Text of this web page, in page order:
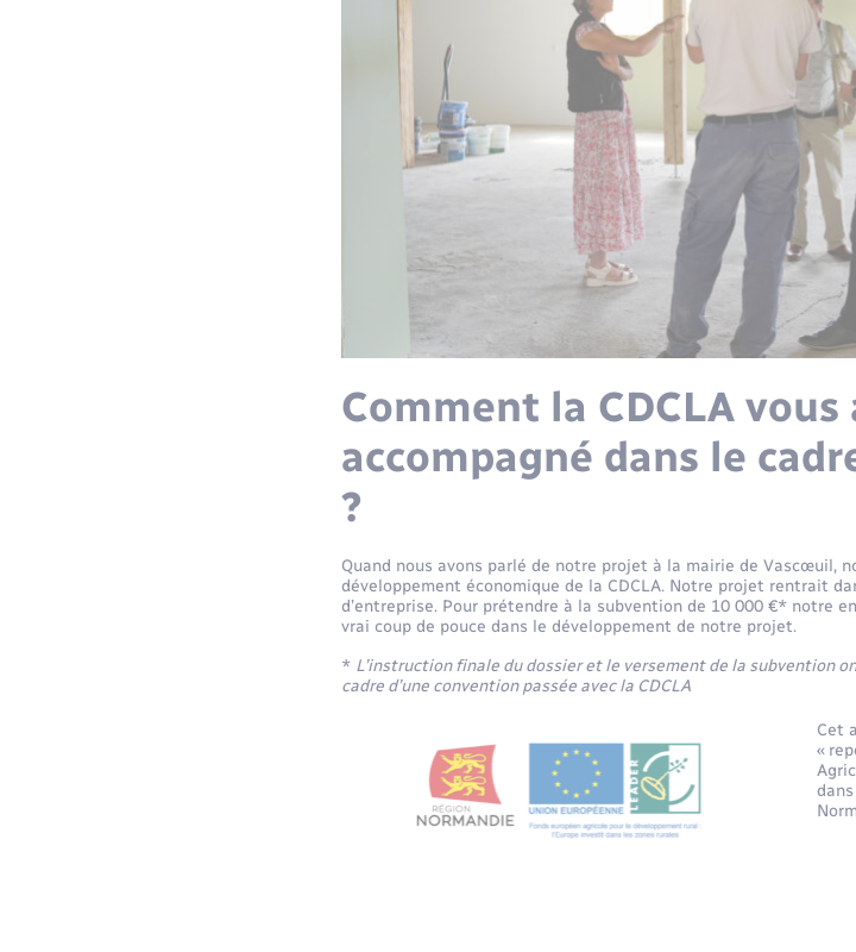
Comment la CDCLA
accompagné dans le
?
Quand nous avons parlé de notre projet à la mairie de Vascœuil,
développement économique de la CDCLA. Notre projet rentrait
d’entreprise. Pour prétendre à la subvention de 10 000 €* notre
vrai coup de pouce dans le développement de notre projet.
* L’instruction finale du dossier et le versement de la subvention
cadre d’une convention passée avec la CDCLA
Cet
«